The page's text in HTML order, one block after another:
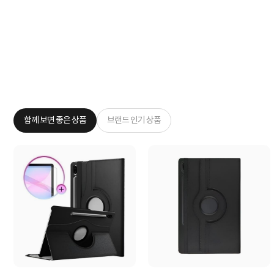
함께 보면 좋은 상품 브랜드 인기 상품